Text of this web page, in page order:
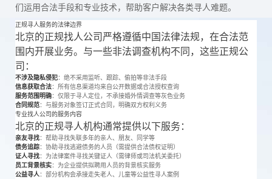
们运用合法手段和专业技术，帮助客户解决各类寻人难题。
正规寻人服务的法律边界
北京的正规找人公司严格遵循中国法律法规，在合法范
围内开展业务。与一些非法调查机构不同，这些正规公
司：
不涉及隐私侵犯：绝不采用监听、跟踪、偷拍等非法手段
信息获取合法：所有信息渠道均来自公开数据或合法授权查询
服务范围明确：仅限于寻人定位，不承接婚外情调查等灰色业务
合同规范：与服务对象签订正式合同，明确双方权利义务
专业找人公司的服务内容
北京的正规寻人机构通常提供以下服务：
亲友寻找：帮助寻找失联多年的亲人、朋友、同学等
债务追踪：协助寻找逃避债务的人员（需提供合法债权证明）
证人寻找：为法律案件寻找关键证人（需律师或司法机关委托）
员工背景核实：为企业提供拟聘用人员的背景核实服务
公益寻人：部分机构会承接走失老人、儿童等公益性寻人案例